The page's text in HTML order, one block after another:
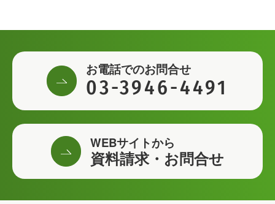
お電話でのお問合せ
03-3946-4491
WEBサイトから
資料請求・お問合せ